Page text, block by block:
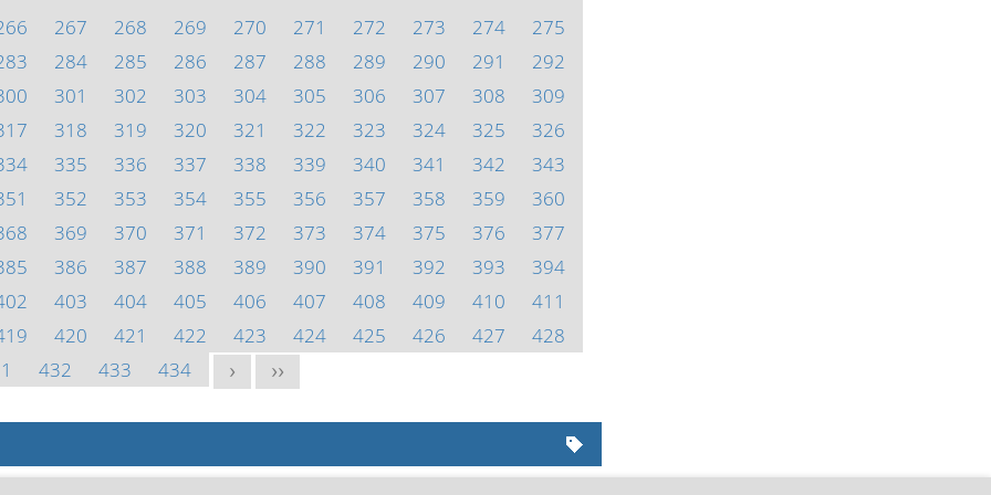
267 268 269 270 271 272 273 274
275
284 285 286 287 288 289 290 291
292
301 302 303 304 305 306 307 308
309
318 319 320 321 322 323 324 325
326
335 336 337 338 339 340 341 342
343
352 353 354 355 356 357 358 359
360
369 370 371 372 373 374 375 376
377
386 387 388 389 390 391 392 393
394
403 404 405 406 407 408 409 410
411
420 421 422 423 424 425 426 427
428
432 433 434 > >>